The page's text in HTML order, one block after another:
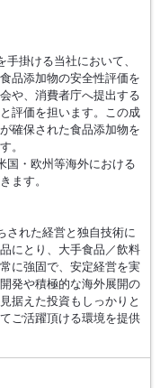
掛ける当社において、
品添加物の安全性評価を
や、消費者庁へ提出する
評価を担います。この成
確保された食品添加物を
。
国・欧州等海外における
ます。
された経営と独自技術に
にとり、大手食品／飲料
に強固で、安定経営を実
発や積極的な海外展開の
据えた投資もしっかりと
ご活躍頂ける環境を提供